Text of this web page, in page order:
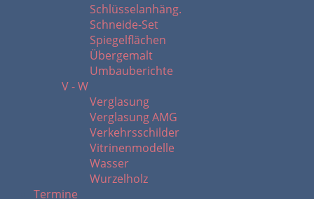
Schlüsselanhäng.
Schneide-Set
Spiegelflächen
Übergemalt
Umbauberichte
V - W
Verglasung
Verglasung AMG
Verkehrsschilder
Vitrinenmodelle
Wasser
Wurzelholz
Termine